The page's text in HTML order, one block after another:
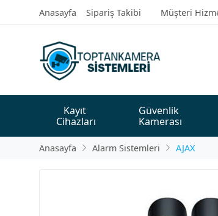
Anasayfa Sipariş Takibi Müşteri
Kayıt
Cihazları
Güvenlik
Kamerası
Anasayfa Alarm Sistemleri AJAX